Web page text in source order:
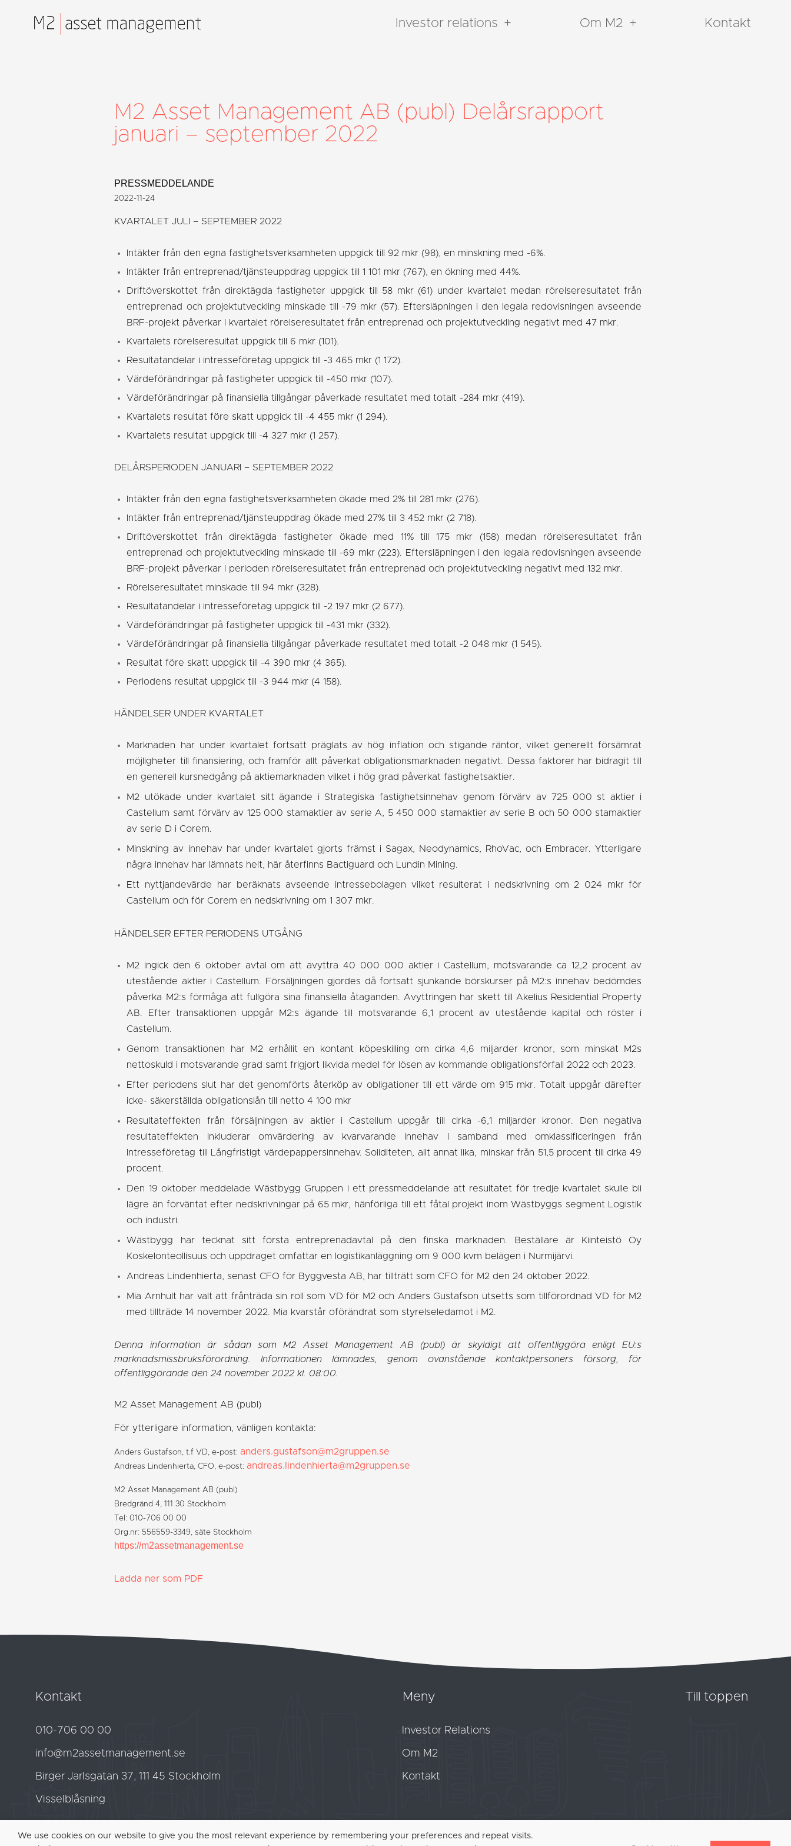
Investor relations Om M2 Kontakt
M2 Asset Management AB (publ) Delårsrapport
januari – september 2022
PRESSMEDDELANDE
2022-11-24
KVARTALET JULI – SEPTEMBER 2022
Intäkter från den egna fastighetsverksamheten uppgick till 92 mkr (98), en minskning med -6%.
Intäkter från entreprenad/tjänsteuppdrag uppgick till 1 101 mkr (767), en ökning med 44%.
Driftöverskottet från direktägda fastigheter uppgick till 58 mkr (61) under kvartalet medan rörelseresultatet från
entreprenad och projektutveckling minskade till -79 mkr (57). Eftersläpningen i den legala redovisningen avseende
BRF-projekt påverkar i kvartalet rörelseresultatet från entreprenad och projektutveckling negativt med 47 mkr.
Kvartalets rörelseresultat uppgick till 6 mkr (101).
Resultatandelar i intresseföretag uppgick till -3 465 mkr (1 172).
Värdeförändringar på fastigheter uppgick till -450 mkr (107).
Värdeförändringar på finansiella tillgångar påverkade resultatet med totalt -284 mkr (419).
Kvartalets resultat före skatt uppgick till -4 455 mkr (1 294).
Kvartalets resultat uppgick till -4 327 mkr (1 257).
DELÅRSPERIODEN JANUARI – SEPTEMBER 2022
Intäkter från den egna fastighetsverksamheten ökade med 2% till 281 mkr (276).
Intäkter från entreprenad/tjänsteuppdrag ökade med 27% till 3 452 mkr (2 718).
Driftöverskottet från direktägda fastigheter ökade med 11% till 175 mkr (158) medan rörelseresultatet från
entreprenad och projektutveckling minskade till -69 mkr (223). Eftersläpningen i den legala redovisningen avseende
BRF-projekt påverkar i perioden rörelseresultatet från entreprenad och projektutveckling negativt med 132 mkr.
Rörelseresultatet minskade till 94 mkr (328).
Resultatandelar i intresseföretag uppgick till -2 197 mkr (2 677).
Värdeförändringar på fastigheter uppgick till -431 mkr (332).
Värdeförändringar på finansiella tillgångar påverkade resultatet med totalt -2 048 mkr (1 545).
Resultat före skatt uppgick till -4 390 mkr (4 365).
Periodens resultat uppgick till -3 944 mkr (4 158).
HÄNDELSER UNDER KVARTALET
Marknaden har under kvartalet fortsatt präglats av hög inflation och stigande räntor, vilket generellt försämrat
möjligheter till finansiering, och framför allt påverkat obligationsmarknaden negativt. Dessa faktorer har bidragit till
en generell kursnedgång på aktiemarknaden vilket i hög grad påverkat fastighetsaktier.
M2 utökade under kvartalet sitt ägande i Strategiska fastighetsinnehav genom förvärv av 725 000 st aktier i
Castellum samt förvärv av 125 000 stamaktier av serie A, 5 450 000 stamaktier av serie B och 50 000 stamaktier
av serie D i Corem.
Minskning av innehav har under kvartalet gjorts främst i Sagax, Neodynamics, RhoVac, och Embracer. Ytterligare
några innehav har lämnats helt, här återfinns Bactiguard och Lundin Mining.
Ett nyttjandevärde har beräknats avseende intressebolagen vilket resulterat i nedskrivning om 2 024 mkr för
Castellum och för Corem en nedskrivning om 1 307 mkr.
HÄNDELSER EFTER PERIODENS UTGÅNG
M2 ingick den 6 oktober avtal om att avyttra 40 000 000 aktier i Castellum, motsvarande ca 12,2 procent av
utestående aktier i Castellum. Försäljningen gjordes då fortsatt sjunkande börskurser på M2:s innehav bedömdes
påverka M2:s förmåga att fullgöra sina finansiella åtaganden. Avyttringen har skett till Akelius Residential Property
AB. Efter transaktionen uppgår M2:s ägande till motsvarande 6,1 procent av utestående kapital och röster i
Castellum.
Genom transaktionen har M2 erhållit en kontant köpeskilling om cirka 4,6 miljarder kronor, som minskat M2s
nettoskuld i motsvarande grad samt frigjort likvida medel för lösen av kommande obligationsförfall 2022 och 2023.
Efter periodens slut har det genomförts återköp av obligationer till ett värde om 915 mkr. Totalt uppgår därefter
icke- säkerställda obligationslån till netto 4 100 mkr
Resultateffekten från försäljningen av aktier i Castellum uppgår till cirka -6,1 miljarder kronor. Den negativa
resultateffekten inkluderar omvärdering av kvarvarande innehav i samband med omklassificeringen från
Intresseföretag till Långfristigt värdepappersinnehav. Soliditeten, allt annat lika, minskar från 51,5 procent till cirka 49
procent.
Den 19 oktober meddelade Wästbygg Gruppen i ett pressmeddelande att resultatet för tredje kvartalet skulle bli
lägre än förväntat efter nedskrivningar på 65 mkr, hänförliga till ett fåtal projekt inom Wästbyggs segment Logistik
och industri.
Wästbygg har tecknat sitt första entreprenadavtal på den finska marknaden. Beställare är Kiinteistö Oy
Koskelonteollisuus och uppdraget omfattar en logistikanläggning om 9 000 kvm belägen i Nurmijärvi.
Andreas Lindenhierta, senast CFO för Byggvesta AB, har tillträtt som CFO för M2 den 24 oktober 2022.
Mia Arnhult har valt att frånträda sin roll som VD för M2 och Anders Gustafson utsetts som tillförordnad VD för M2
med tillträde 14 november 2022. Mia kvarstår oförändrat som styrelseledamot i M2.
Denna information är sådan som M2 Asset Management AB (publ) är skyldigt att offentliggöra enligt EU:s
marknadsmissbruksförordning. Informationen lämnades, genom ovanstående kontaktpersoners försorg, för
offentliggörande den 24 november 2022 kl. 08:00.
M2 Asset Management AB (publ)
För ytterligare information, vänligen kontakta:
Anders Gustafson, t.f VD, e-post: anders.gustafson@m2gruppen.se
Andreas Lindenhierta, CFO, e-post: andreas.lindenhierta@m2gruppen.se
M2 Asset Management AB (publ)
Bredgränd 4, 111 30 Stockholm
Tel: 010-706 00 00
Org.nr: 556559-3349, säte Stockholm
https://m2assetmanagement.se
Ladda ner som PDF
Kontakt Meny Till toppen
010-706 00 00
info@m2assetmanagement.se
Birger Jarlsgatan 37, 111 45 Stockholm
Visselblåsning
Investor Relations
Om M2
Kontakt
We use cookies on our website to give you the most relevant experience by remembering your preferences and repeat visits.